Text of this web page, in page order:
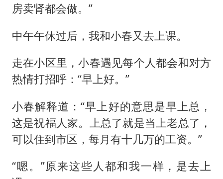
房卖肾都会做。”
中午午休过后，我和小春又去上课。
走在小区里，小春遇见每个人都会和对方
热情打招呼：“早上好。”
小春解释道：“早上好的意思是早上总，
这是祝福人家。上总了就是当上老总了，
可以住到市区，每月有十几万的工资。”
“嗯。”原来这些人都和我一样，是去上